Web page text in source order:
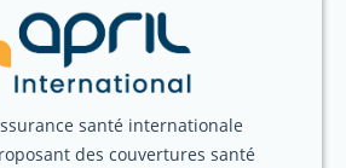
santé internationale
des couvertures santé